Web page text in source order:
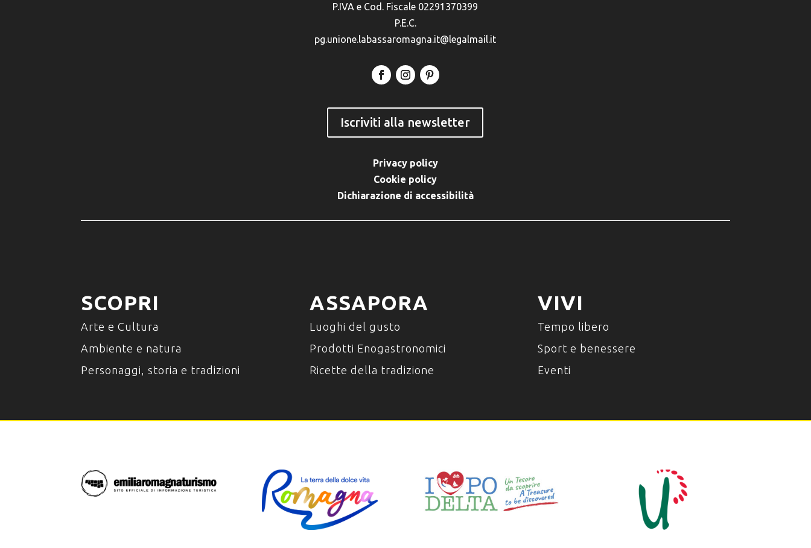
P.IVA e Cod. Fiscale 02291370399
P.E.C.
pg.unione.labassaromagna.it@legalmail.it
Iscriviti alla newsletter
Privacy policy
Cookie policy
Dichiarazione di accessibilità
SCOPRI
Arte e Cultura
Ambiente e natura
Personaggi, storia e tradizioni
ASSAPORA
Luoghi del gusto
Prodotti Enogastronomici
Ricette della tradizione
VIVI
Tempo libero
Sport e benessere
Eventi